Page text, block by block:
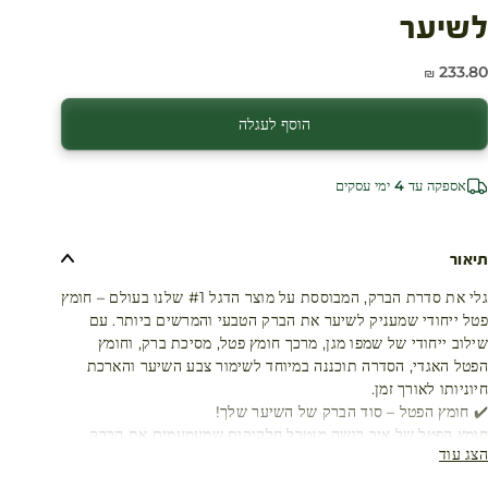
עגלת קניות
לשיער
מחיר מבצע
233.80 ₪
הוסף לעגלה
אספקה עד 4 ימי עסקים
תיאור
גלי את סדרת הברק, המבוססת על מוצר הדגל #1 שלנו בעולם – חומץ
פטל ייחודי שמעניק לשיער את הברק הטבעי והמרשים ביותר. עם
שילוב ייחודי של שמפו מגן, מרכך חומץ פטל, מסיכת ברק, וחומץ
הפטל האגדי, הסדרה תוכננה במיוחד לשימור צבע השיער והארכת
חיוניותו לאורך זמן.
✔️ חומץ הפטל – סוד הברק של השיער שלך!
חומץ הפטל של איב רושה מנטרל חלקיקים שמעמעמים את הברק,
ובכך מחדיר חיים לשיערך ומחזיר לו את הזוהר, גם אחרי חפיפות
הצג עוד